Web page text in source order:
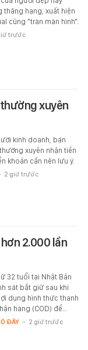
thăng hạng, xuất hiện
cũng "tràn màn hình".
trước
xuyên
kinh doanh, bán
xuyên nhận tiền
khoản cần nên lưu ý.
2 giờ trước
2.000 lần
32 tuổi tại Nhật Bản
sát bắt giữ sau khi
dụng hình thức thanh
hàng (COD) để…
ĐÂY - 2 giờ trước